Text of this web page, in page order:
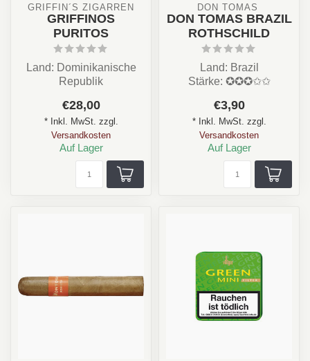
GRIFFIN´S ZIGARREN
GRIFFINOS
PURITOS
Land: Dominikanische
Republik
Aroma: Würzig, Holz,
Nüsse, Kakao
...
€28,00
* Inkl. MwSt. zzgl.
Versandkosten
Auf Lager
DON TOMAS
DON TOMAS BRAZIL
ROTHSCHILD
Land: Brazil
Stärke: ✪✪✪✩✩
Würzig
Format: / Longfiller
Rau...
€3,90
* Inkl. MwSt. zzgl.
Versandkosten
Auf Lager